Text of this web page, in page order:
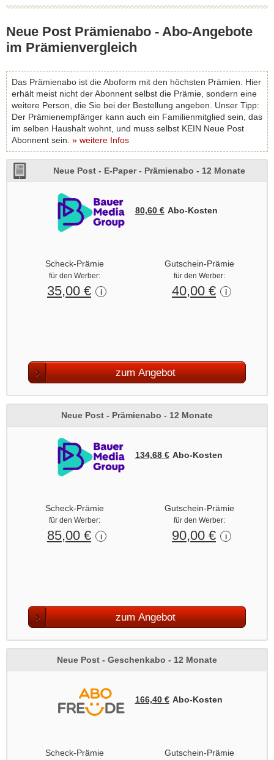
Neue Post Prämienabo - Abo-Angebote
im Prämienvergleich
Das Prämienabo ist die Aboform mit den höchsten Prämien. Hier
erhält meist nicht der Abonnent selbst die Prämie, sondern eine
weitere Person, die Sie bei der Bestellung angeben. Unser Tipp:
Der Prämienempfänger kann auch ein Familienmitglied sein, das
im selben Haushalt wohnt, und muss selbst KEIN Neue Post
Abonnent sein. » weitere Infos
Neue Post - E-Paper - Prämienabo - 12 Monate
80,60 € Abo‑Kosten
Scheck-Prämie
für den Werber:
35,00 € i
Gutschein-Prämie
für den Werber:
40,00 € i
zum Angebot
Neue Post - Prämienabo - 12 Monate
134,68 € Abo‑Kosten
Scheck-Prämie
für den Werber:
85,00 € i
Gutschein-Prämie
für den Werber:
90,00 € i
zum Angebot
Neue Post - Geschenkabo - 12 Monate
166,40 € Abo‑Kosten
Scheck-Prämie Gutschein-Prämie